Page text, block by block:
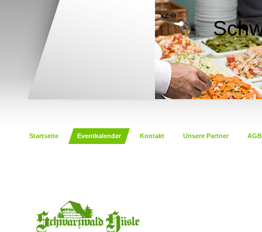
Startseite Eventkalender Kontakt Unsere Partner AGB